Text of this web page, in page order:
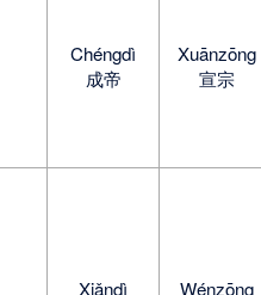
Chéngdì
成帝
Xuānzōng
宣宗
Xiǎndì
Wénzōng